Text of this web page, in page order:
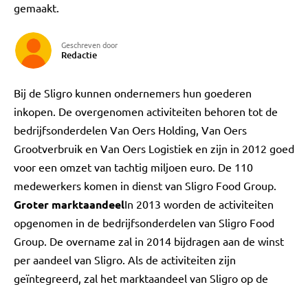
gemaakt.
Geschreven door
Redactie
Bij de Sligro kunnen ondernemers hun goederen
inkopen. De overgenomen activiteiten behoren tot de
bedrijfsonderdelen Van Oers Holding, Van Oers
Grootverbruik en Van Oers Logistiek en zijn in 2012 goed
voor een omzet van tachtig miljoen euro. De 110
medewerkers komen in dienst van Sligro Food Group.
Groter marktaandeelIn 2013 worden de activiteiten
opgenomen in de bedrijfsonderdelen van Sligro Food
Group. De overname zal in 2014 bijdragen aan de winst
per aandeel van Sligro. Als de activiteiten zijn
geïntegreerd, zal het marktaandeel van Sligro op de